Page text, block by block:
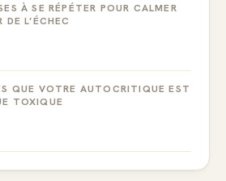
À SE RÉPÉTER POUR CALMER
DE L’ÉCHEC
QUE VOTRE AUTOCRITIQUE EST
TOXIQUE